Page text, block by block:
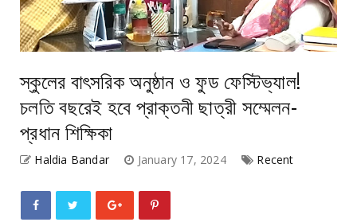
স্কুলের বাৎসরিক অনুষ্ঠান ও ফুড ফেস্টিভ্যাল!
চলতি বছরেই হবে প্রাক্তনী ছাত্রী সম্মেলন-
প্রধান শিক্ষিকা
Haldia Bandar January 17, 2024 Recent